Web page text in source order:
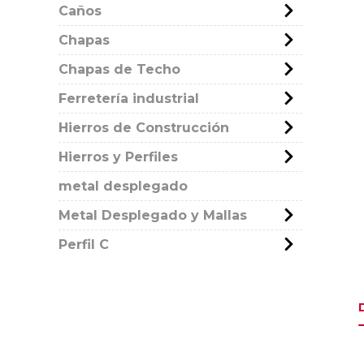
Caños
Chapas
Chapas de Techo
Ferretería industrial
Hierros de Construcción
Hierros y Perfiles
metal desplegado
Metal Desplegado y Mallas
Perfil C